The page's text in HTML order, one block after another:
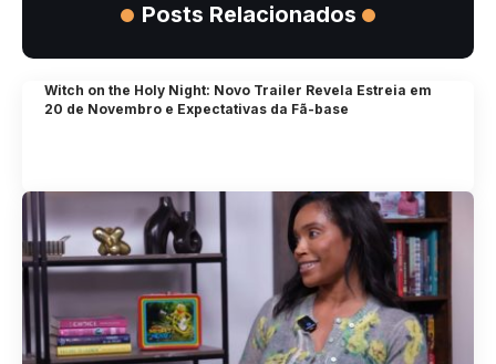
Posts Relacionados
Witch on the Holy Night: Novo Trailer Revela Estreia em
20 de Novembro e Expectativas da Fã-base